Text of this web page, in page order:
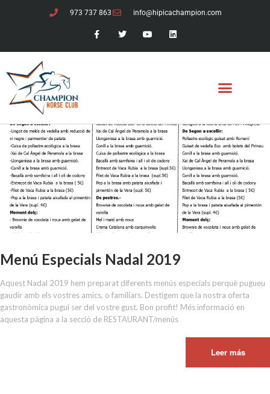
973 737 863 info@hipicachampion.com
Menú Especials Nadal 2019
Aquest Nadal 2019 hem preparat diferents menús especials perquè pugueu
gaudir amb els vostres amics, o familiars. Destigem que la nostra oferta
gastronòmica pugui ser del vostre gust. Bon profit! Més informació en
aquesta pàgina a la secció de RESTAURANT/menús
Leer más